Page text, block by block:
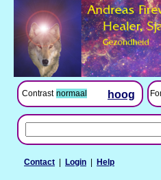
Contrast normaal hoog
Contact | Login | Help